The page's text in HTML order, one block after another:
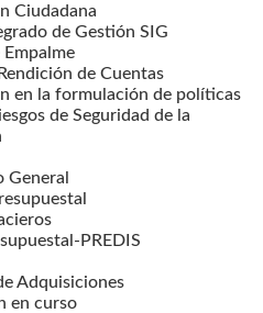
Ciudadana
de Gestión SIG
Empalme
de Cuentas
en la formulación de políticas
de Seguridad de la
General
PREDIS
Adquisiciones
en curso